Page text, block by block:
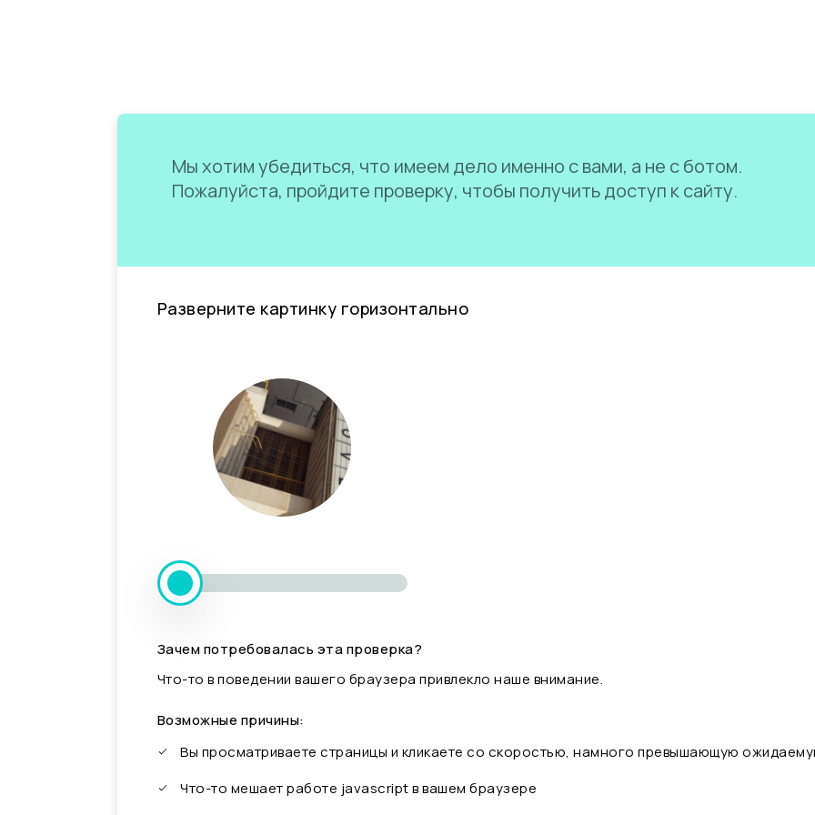
Мы хотим убедиться, что имеем дело именно с вами, а не с ботом.
Пожалуйста, пройдите проверку, чтобы получить доступ к сайту.
Разверните картинку горизонтально
Зачем потребовалась эта проверка?
Что-то в поведении вашего браузера привлекло наше внимание.
Возможные причины:
Вы просматриваете страницы и кликаете со скоростью, намного превышающую
Что-то мешает работе javascript в вашем браузере